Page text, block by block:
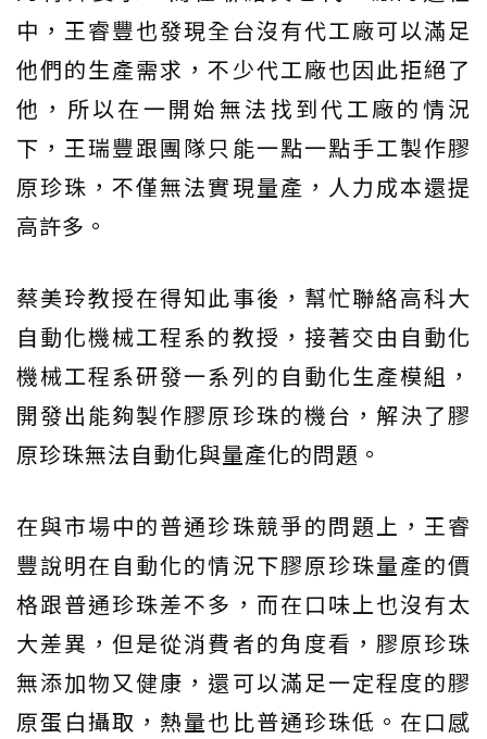
中，王睿豐也發現全台沒有代工廠可以滿足
他們的生產需求，不少代工廠也因此拒絕了
他，所以在一開始無法找到代工廠的情況
下，王瑞豐跟團隊只能一點一點手工製作膠
原珍珠，不僅無法實現量產，人力成本還提
高許多。
蔡美玲教授在得知此事後，幫忙聯絡高科大
自動化機械工程系的教授，接著交由自動化
機械工程系研發一系列的自動化生產模組，
開發出能夠製作膠原珍珠的機台，解決了膠
原珍珠無法自動化與量產化的問題。
在與市場中的普通珍珠競爭的問題上，王睿
豐說明在自動化的情況下膠原珍珠量產的價
格跟普通珍珠差不多，而在口味上也沒有太
大差異，但是從消費者的角度看，膠原珍珠
無添加物又健康，還可以滿足一定程度的膠
原蛋白攝取，熱量也比普通珍珠低。在口感